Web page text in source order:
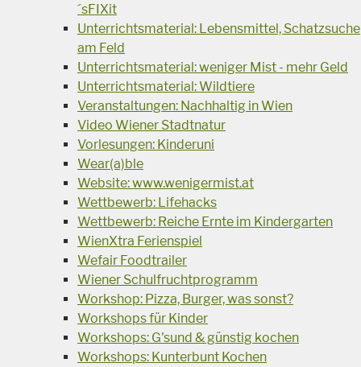
´sFIXit
Unterrichtsmaterial: Lebensmittel, Schatzsuche
am Feld
Unterrichtsmaterial: weniger Mist - mehr Geld
Unterrichtsmaterial: Wildtiere
Veranstaltungen: Nachhaltig in Wien
Video Wiener Stadtnatur
Vorlesungen: Kinderuni
Wear(a)ble
Website: www.wenigermist.at
Wettbewerb: Lifehacks
Wettbewerb: Reiche Ernte im Kindergarten
WienXtra Ferienspiel
Wefair Foodtrailer
Wiener Schulfruchtprogramm
Workshop: Pizza, Burger, was sonst?
Workshops für Kinder
Workshops: G'sund & günstig kochen
Workshops: Kunterbunt Kochen